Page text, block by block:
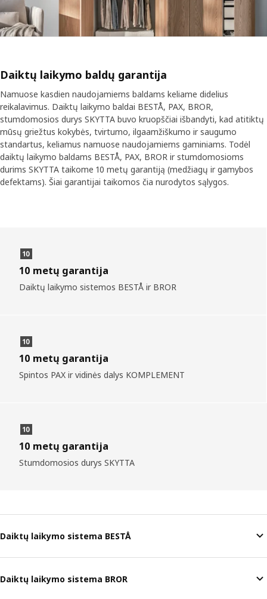
Daiktų laikymo baldų garantija
Namuose kasdien naudojamiems baldams keliame didelius
reikalavimus. Daiktų laikymo baldai BESTÅ, PAX, BROR,
stumdomosios durys SKYTTA buvo kruopščiai išbandyti, kad atitiktų
mūsų griežtus kokybės, tvirtumo, ilgaamžiškumo ir saugumo
standartus, keliamus namuose naudojamiems gaminiams. Todėl
daiktų laikymo baldams BESTÅ, PAX, BROR ir stumdomosioms
durims SKYTTA taikome 10 metų garantiją (medžiagų ir gamybos
defektams). Šiai garantijai taikomos čia nurodytos sąlygos.
10 metų garantija
Daiktų laikymo sistemos BESTÅ ir BROR
10 metų garantija
Spintos PAX ir vidinės dalys KOMPLEMENT
10 metų garantija
Stumdomosios durys SKYTTA
Daiktų laikymo sistema BESTÅ
Daiktų laikymo sistema BROR